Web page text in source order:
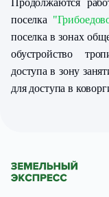
Продолжаются
поселка
поселка в зонах
обустройство
доступа в зону
для доступа в